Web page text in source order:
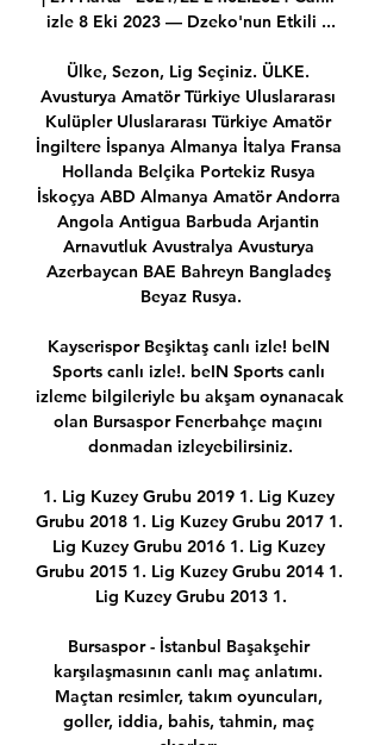
izle 8 Eki 2023 — Dzeko'nun Etkili ...
Ülke, Sezon, Lig Seçiniz. ÜLKE.
Avusturya Amatör Türkiye Uluslararası
Kulüpler Uluslararası Türkiye Amatör
İngiltere İspanya Almanya İtalya Fransa
Hollanda Belçika Portekiz Rusya
İskoçya ABD Almanya Amatör Andorra
Angola Antigua Barbuda Arjantin
Arnavutluk Avustralya Avusturya
Azerbaycan BAE Bahreyn Bangladeş
Beyaz Rusya.
Kayserispor Beşiktaş canlı izle! beIN
Sports canlı izle!. beIN Sports canlı
izleme bilgileriyle bu akşam oynanacak
olan Bursaspor Fenerbahçe maçını
donmadan izleyebilirsiniz.
1. Lig Kuzey Grubu 2019 1. Lig Kuzey
Grubu 2018 1. Lig Kuzey Grubu 2017 1.
Lig Kuzey Grubu 2016 1. Lig Kuzey
Grubu 2015 1. Lig Kuzey Grubu 2014 1.
Lig Kuzey Grubu 2013 1.
Bursaspor - İstanbul Başakşehir
karşılaşmasının canlı maç anlatımı.
Maçtan resimler, takım oyuncuları,
goller, iddia, bahis, tahmin, maç